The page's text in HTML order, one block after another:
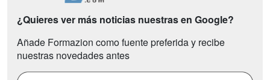
¿Quieres ver más noticias nuestras en Google?
Añade Formazion como fuente preferida y recibe
nuestras novedades antes